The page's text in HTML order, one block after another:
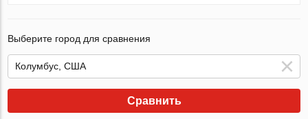
Выберите город для сравнения
Сравнить